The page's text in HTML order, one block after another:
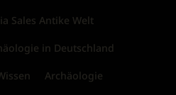
Sales Antike Welt
in Deutschland
Archäologie